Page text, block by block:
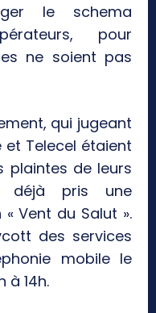
le schema
pour
ne soient pas
qui jugeant
et Telecel étaient
plaintes de leurs
déjà pris une
Vent du Salut ».
des services
mobile le
à 14h.